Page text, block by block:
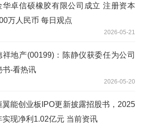
华卓信硕橡胶有限公司成立 注册资本
万人民币 每日观点
2026-05-21
祥地产(00199)：陈静仪获委任为公司
书-看热讯
2026-05-20
翼能创业板IPO更新披露招股书，2025
实现净利1.02亿元 当前资讯